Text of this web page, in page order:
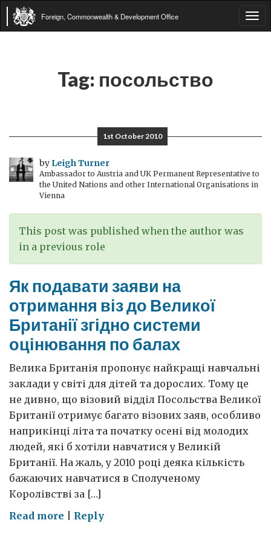
Foreign, Commonwealth & Development Office
Tag: посольство
1st October 2010
by Leigh Turner
Ambassador to Austria and UK Permanent Representative to
the United Nations and other International Organisations in
Vienna
This post was published when the author was
in a previous role
Як подавати заяви на
отримання віз до Великої
Британії згідно системи
оцінювання по балах
Велика Британія пропонує найкращі навчальні
заклади у світі для дітей та дорослих. Тому це
не дивно, що візовий відділ Посольства Великої
Британії отримує багато візових заяв, особливо
наприкінці літа та початку осені від молодих
людей, які б хотіли навчатися у Великій
Британії. На жаль, у 2010 році деяка кількість
бажаючих навчатися в Сполученому
Королівстві за […]
Read more onReply